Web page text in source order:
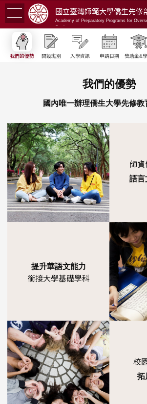
國立臺灣師範大學僑生先修
Academy of Preparatory Programs for
Students
我們的優勢 開設班別 入學資訊 申請日期 獎助金&
我們的優勢
國內唯一辦理僑生大學先修
師資
語
提升華語文能力
銜接大學基礎學科
校